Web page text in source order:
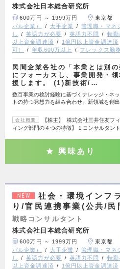
株式会社日本総合研究所
600万円 ～ 1999万円 東京都
バル企業）
大手企業 管理職・マネ
し
英語力が必要 英語力不問 転勤
以上資金調達済
1億円以上資金調達済
可）
年収600万以上 フレックス勤
民間企業各社の「本業とは別の
にフォーカスし、事業開発・
援します。 (1)新技術/…
数百事業の検討経験に基づくナレッジ・ネ
トの持つ発想力を組み合わせ、新領域を創
会社概要
【株主】 株式会社三井住友フ
ィング部門の４つの特徴】 1.コンサルタン
興味あり
NEW
社会・環境インフ
り/官民連携事業(公共/民
戦略コンサルタント
株式会社日本総合研究所
600万円 ～ 1999万円 東京都
バル企業）
大手企業 管理職・マネ
し
英語力が必要 英語力不問 転勤
以上資金調達済
1億円以上資金調達済